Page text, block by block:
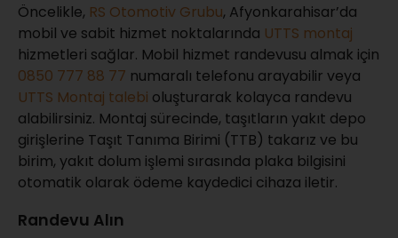
Öncelikle, RS Otomotiv Grubu, Afyonkarahisar’da
mobil ve sabit hizmet noktalarında UTTS montaj
hizmetleri sağlar. Mobil hizmet randevusu almak için
0850 777 88 77 numaralı telefonu arayabilir veya
UTTS Montaj talebi oluşturarak kolayca randevu
alabilirsiniz. Montaj sürecinde, taşıtların yakıt depo
girişlerine Taşıt Tanıma Birimi (TTB) takarız ve bu
birim, yakıt dolum işlemi sırasında plaka bilgisini
otomatik olarak ödeme kaydedici cihaza iletir.
Randevu Alın